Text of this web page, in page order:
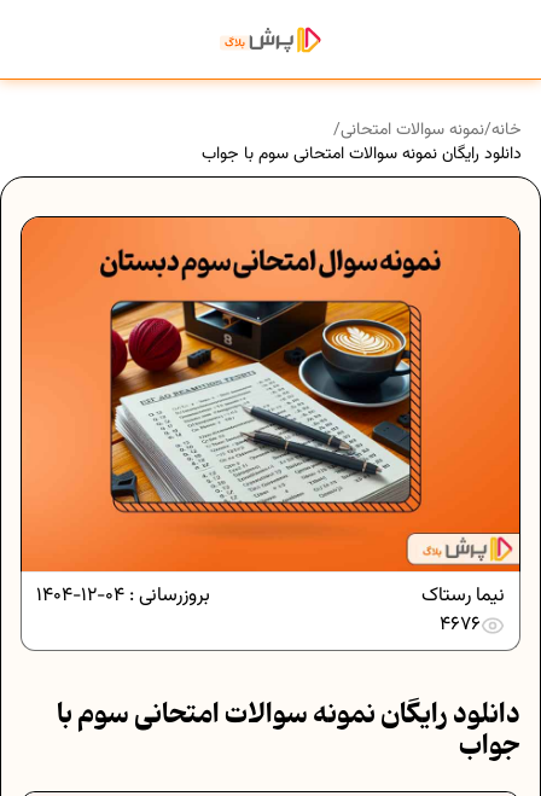
خانه/نمونه سوالات امتحانی/
دانلود رایگان نمونه سوالات امتحانی سوم با جواب
بروزرسانی : 04-12-1404
نیما رستاک
4676
دانلود رایگان نمونه سوالات امتحانی سوم با
جواب